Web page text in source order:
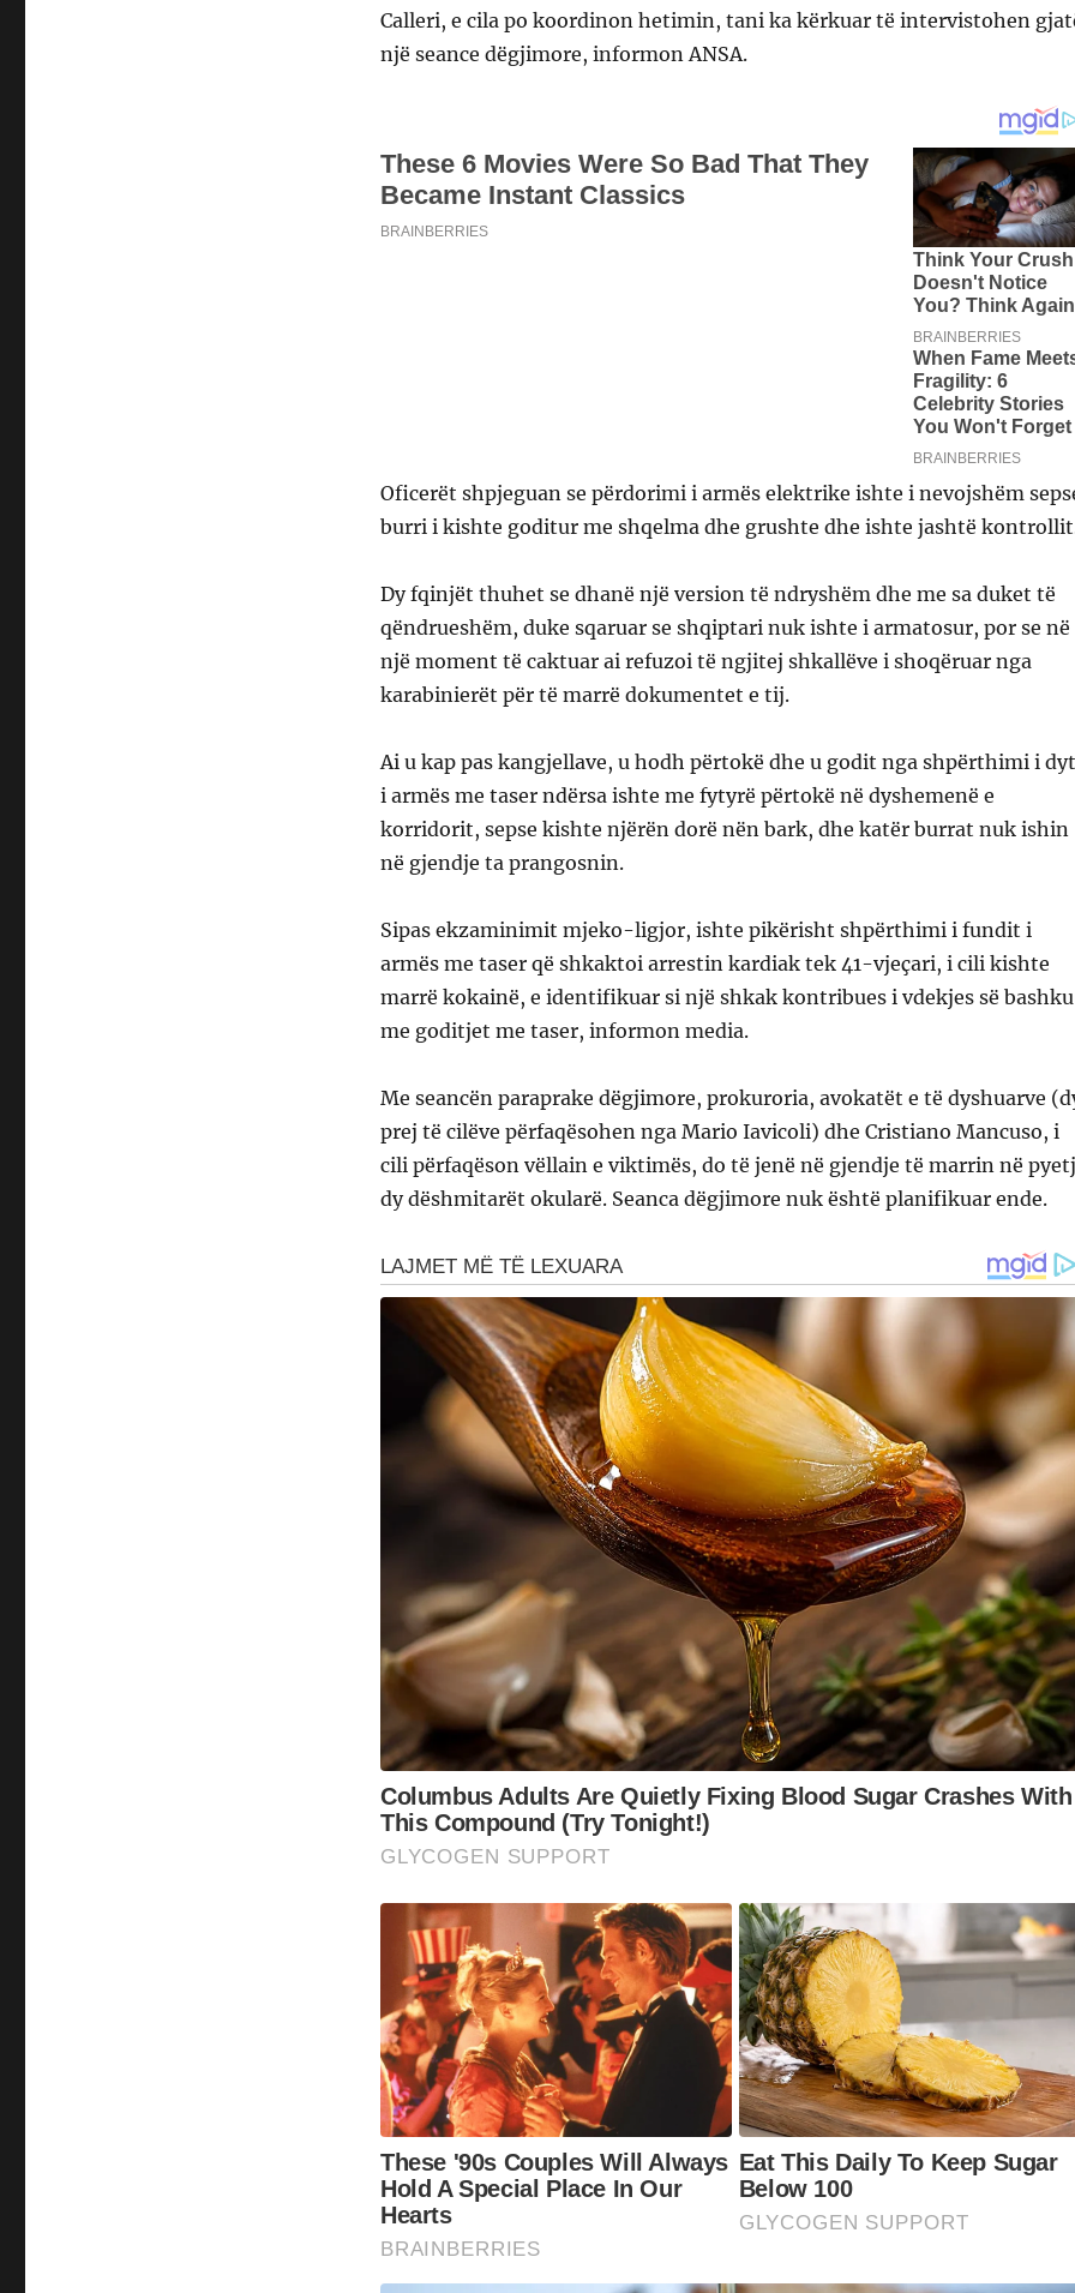
Calleri, e cila po koordinon hetimin, tani ka kërkuar të intervistohen
një seance dëgjimore, informon ANSA.
Oficerët shpjeguan se përdorimi i armës elektrike ishte i nevojshëm
burri i kishte goditur me shqelma dhe grushte dhe ishte jashtë
Dy fqinjët thuhet se dhanë një version të ndryshëm dhe me sa duket të
qëndrueshëm, duke sqaruar se shqiptari nuk ishte i armatosur, por se në
një moment të caktuar ai refuzoi të ngjitej shkallëve i shoqëruar nga
karabinierët për të marrë dokumentet e tij.
Ai u kap pas kangjellave, u hodh përtokë dhe u godit nga shpërthimi i
i armës me taser ndërsa ishte me fytyrë përtokë në dyshemenë e
korridorit, sepse kishte njërën dorë nën bark, dhe katër burrat nuk ishin
në gjendje ta prangosnin.
Sipas ekzaminimit mjeko-ligjor, ishte pikërisht shpërthimi i fundit i
armës me taser që shkaktoi arrestin kardiak tek 41-vjeçari, i cili kishte
marrë kokainë, e identifikuar si një shkak kontribues i vdekjes së bashku
me goditjet me taser, informon media.
Me seancën paraprake dëgjimore, prokuroria, avokatët e të dyshuarve
prej të cilëve përfaqësohen nga Mario Iavicoli) dhe Cristiano Mancuso, i
cili përfaqëson vëllain e viktimës, do të jenë në gjendje të marrin në
dy dëshmitarët okularë. Seanca dëgjimore nuk është planifikuar ende.